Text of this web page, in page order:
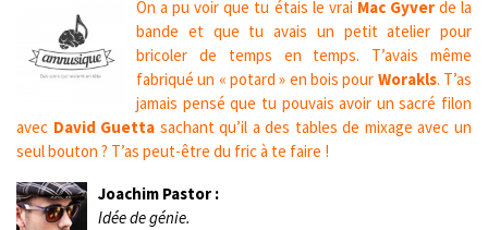
On a pu voir que tu étais le vrai Mac Gyverde la
bande et que tu avais un petit atelier pour
bricoler de temps en temps. T’avais même
fabriqué un « potard » en bois pour Worakls. T’as
jamais pensé que tu pouvais avoir un sacré filon
avec David Guetta sachant qu’il a des tables de mixage avec un
seul bouton ? T’as peut-être du fric à te faire !
Joachim Pastor :
Idée de génie.